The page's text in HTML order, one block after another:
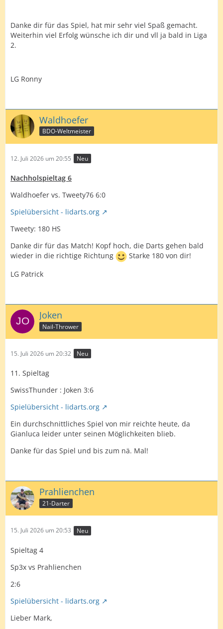
Danke dir für das Spiel, hat mir sehr viel Spaß gemacht.
Weiterhin viel Erfolg wünsche ich dir und vll ja bald in Liga
2.
LG Ronny
Waldhoefer
BDO-Weltmeister
12. Juli 2026 um 20:55 Neu
Nachholspieltag 6
Waldhoefer vs. Tweety76 6:0
Spielübersicht - lidarts.org
Tweety: 180 HS
Danke dir für das Match! Kopf hoch, die Darts gehen bald
wieder in die richtige Richtung
Starke 180 von dir!
LG Patrick
Joken
Nail-Thrower
15. Juli 2026 um 20:32 Neu
11. Spieltag
SwissThunder : Joken 3:6
Spielübersicht - lidarts.org
Ein durchschnittliches Spiel von mir reichte heute, da
Gianluca leider unter seinen Möglichkeiten blieb.
Danke für das Spiel und bis zum nä. Mal!
Prahlienchen
21-Darter
15. Juli 2026 um 20:53 Neu
Spieltag 4
Sp3x vs Prahlienchen
2:6
Spielübersicht - lidarts.org
Lieber Mark,